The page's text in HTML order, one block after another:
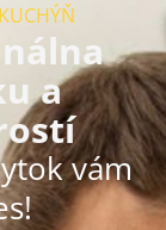
a
vám